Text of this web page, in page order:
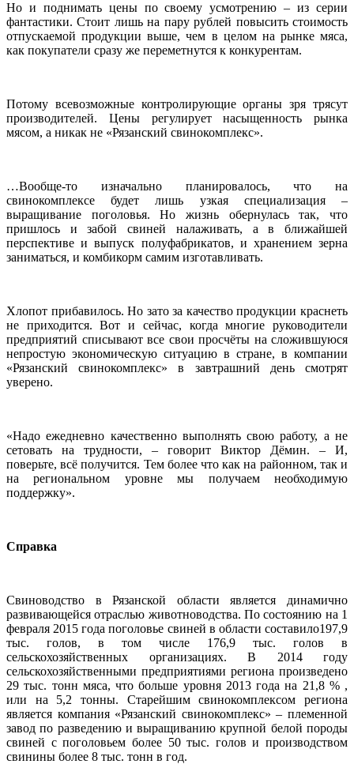
Но и поднимать цены по своему усмотрению – из серии
фантастики. Стоит лишь на пару рублей повысить стоимость
отпускаемой продукции выше, чем в целом на рынке мяса,
как покупатели сразу же переметнутся к конкурентам.
Потому всевозможные контролирующие органы зря трясут
производителей. Цены регулирует насыщенность рынка
мясом, а никак не «Рязанский свинокомплекс».
…Вообще-то изначально планировалось, что на
свинокомплексе будет лишь узкая специализация –
выращивание поголовья. Но жизнь обернулась так, что
пришлось и забой свиней налаживать, а в ближайшей
перспективе и выпуск полуфабрикатов, и хранением зерна
заниматься, и комбикорм самим изготавливать.
Хлопот прибавилось. Но зато за качество продукции краснеть
не приходится. Вот и сейчас, когда многие руководители
предприятий списывают все свои просчёты на сложившуюся
непростую экономическую ситуацию в стране, в компании
«Рязанский свинокомплекс» в завтрашний день смотрят
уверено.
«Надо ежедневно качественно выполнять свою работу, а не
сетовать на трудности, – говорит Виктор Дёмин. – И,
поверьте, всё получится. Тем более что как на районном, так и
на региональном уровне мы получаем необходимую
поддержку».
Справка
Свиноводство в Рязанской области является динамично
развивающейся отраслью животноводства. По состоянию на 1
февраля 2015 года поголовье свиней в области составило197,9
тыс. голов, в том числе 176,9 тыс. голов в
сельскохозяйственных организациях. В 2014 году
сельскохозяйственными предприятиями региона произведено
29 тыс. тонн мяса, что больше уровня 2013 года на 21,8 % ,
или на 5,2 тонны. Старейшим свинокомплексом региона
является компания «Рязанский свинокомплекс» – племенной
завод по разведению и выращиванию крупной белой породы
свиней с поголовьем более 50 тыс. голов и производством
свинины более 8 тыс. тонн в год.